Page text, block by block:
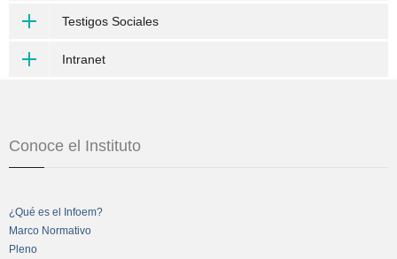
Testigos Sociales
Intranet
Conoce el Instituto
¿Qué es el Infoem?
Marco Normativo
Pleno